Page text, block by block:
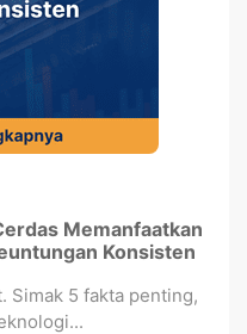
Memanfaatkan
Konsisten
Simak 5 fakta penting,